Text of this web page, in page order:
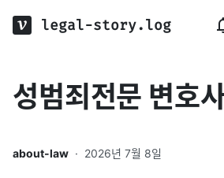
legal-story.log
성범죄전문 변호
about-law · 2026년 7월 8일